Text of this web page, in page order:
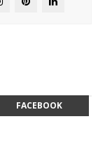
FACEBOOK